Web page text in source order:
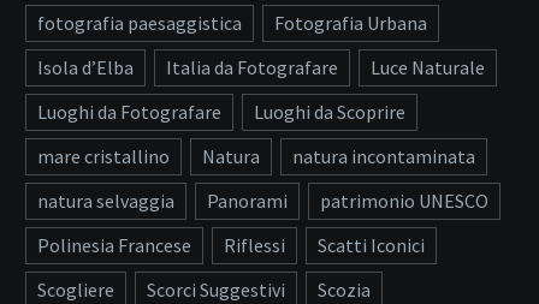
fotografia paesaggistica
Fotografia Urbana
Isola d’Elba
Italia da Fotografare
Luce Naturale
Luoghi da Fotografare
Luoghi da Scoprire
mare cristallino
Natura
natura incontaminata
natura selvaggia
Panorami
patrimonio UNESCO
Polinesia Francese
Riflessi
Scatti Iconici
Scogliere
Scorci Suggestivi
Scozia